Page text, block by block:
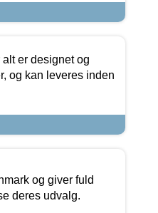
er designet og
og kan leveres inden
og giver fuld
deres udvalg.